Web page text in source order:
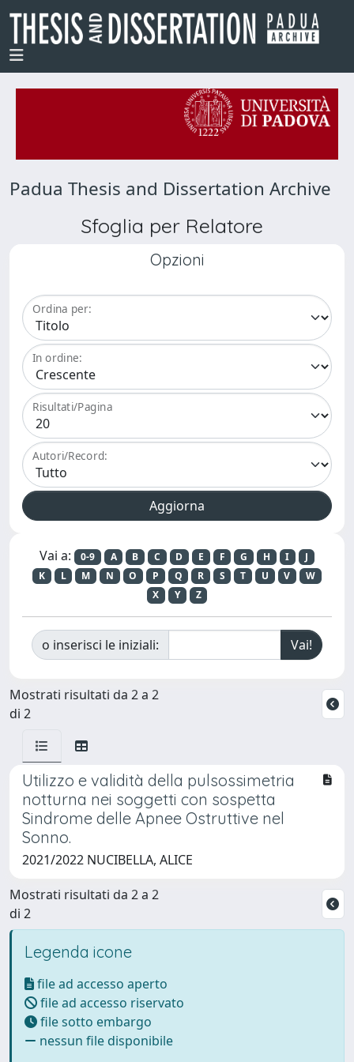
Padua Thesis and Dissertation Archive
Sfoglia per Relatore
Opzioni
Ordina per:
In ordine:
Risultati/Pagina
Autori/Record:
Vai a: 0-9 A B C D E F G H I
J
K
L M N O P Q R S T U V
W
X
Y Z
o inserisci le iniziali:
Mostrati risultati da 2 a 2
di 2
Utilizzo e validità della pulsossimetria
notturna nei soggetti con sospetta
Sindrome delle Apnee Ostruttive nel
Sonno.
2021/2022 NUCIBELLA, ALICE
Mostrati risultati da 2 a 2
di 2
Legenda icone
file ad accesso aperto
file ad accesso riservato
file sotto embargo
nessun file disponibile